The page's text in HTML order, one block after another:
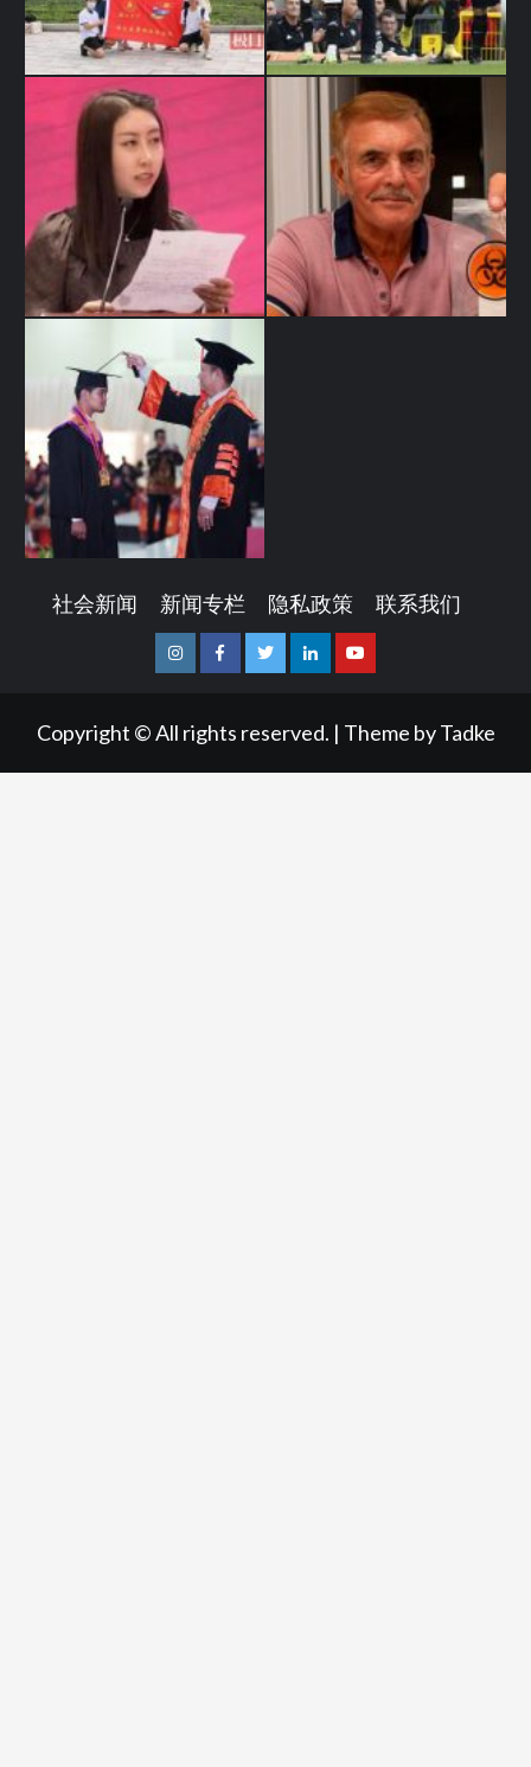
社会新闻 新闻专栏 隐私政策 联系我们
InstagramFacebookTwitterLinkedinYoutube
Copyright © All rights reserved. | Theme byTadke